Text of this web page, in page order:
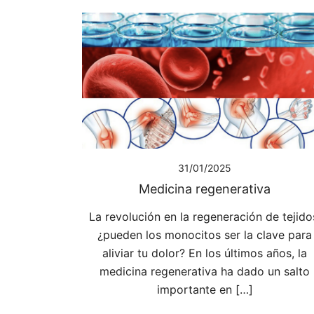
31/01/2025
Medicina regenerativa
La revolución en la regeneración de
¿pueden los monocitos ser la clave para
aliviar tu dolor? En los últimos años, la
medicina regenerativa ha dado un salto
importante en […]